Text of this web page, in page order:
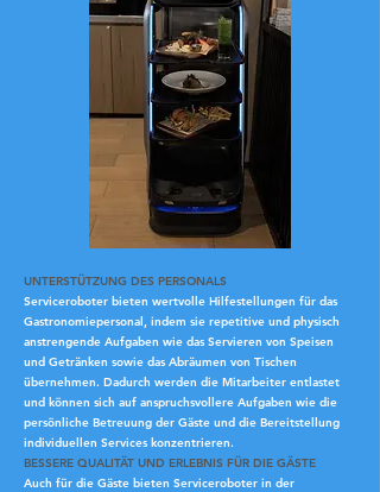
UNTERSTÜTZUNG DES PERSONALS
Serviceroboter bieten wertvolle Hilfestellungen für das
Gastronomiepersonal, indem sie repetitive und physisch
anstrengende Aufgaben wie das Servieren von Speisen
und Getränken sowie das Abräumen von Tischen
übernehmen. Dadurch werden die Mitarbeiter entlastet
und können sich auf anspruchsvollere Aufgaben wie die
persönliche Betreuung der Gäste und die Bereitstellung
individuellen Services konzentrieren.
BESSERE QUALITÄT UND ERLEBNIS FÜR DIE GÄSTE
Auch für die Gäste bieten Serviceroboter in der